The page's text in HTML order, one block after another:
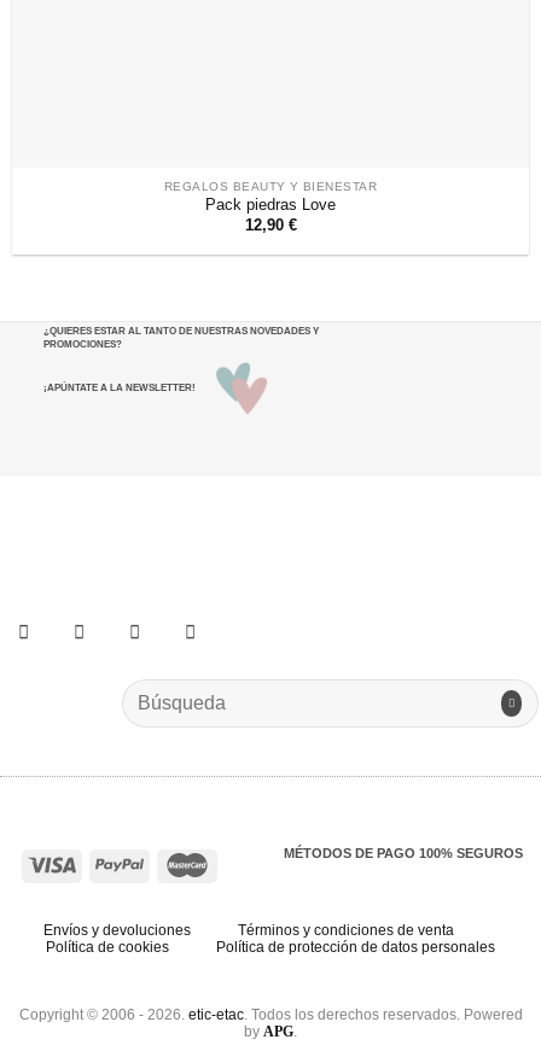
REGALOS BEAUTY Y BIENESTAR
Pack piedras Love
12,90 €
¿QUIERES ESTAR AL TANTO DE NUESTRAS NOVEDADES Y
PROMOCIONES?
¡APÚNTATE A LA NEWSLETTER!
Search
for:
MÉTODOS DE PAGO 100% SEGUROS
Envíos y devoluciones
Términos y condiciones de venta
Política de cookies
Política de protección de datos personales
Copyright © 2006 - 2026. etic-etac. Todos los derechos reservados. Powered
by APG.